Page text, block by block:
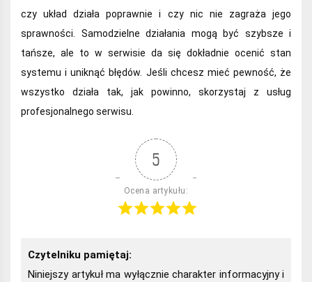
czy układ działa poprawnie i czy nic nie zagraża jego
sprawności. Samodzielne działania mogą być szybsze i
tańsze, ale to w serwisie da się dokładnie ocenić stan
systemu i uniknąć błędów. Jeśli chcesz mieć pewność, że
wszystko działa tak, jak powinno, skorzystaj z usług
profesjonalnego serwisu.
5
Ocena artykułu:
Czytelniku pamiętaj:
Niniejszy artykuł ma wyłącznie charakter informacyjny i